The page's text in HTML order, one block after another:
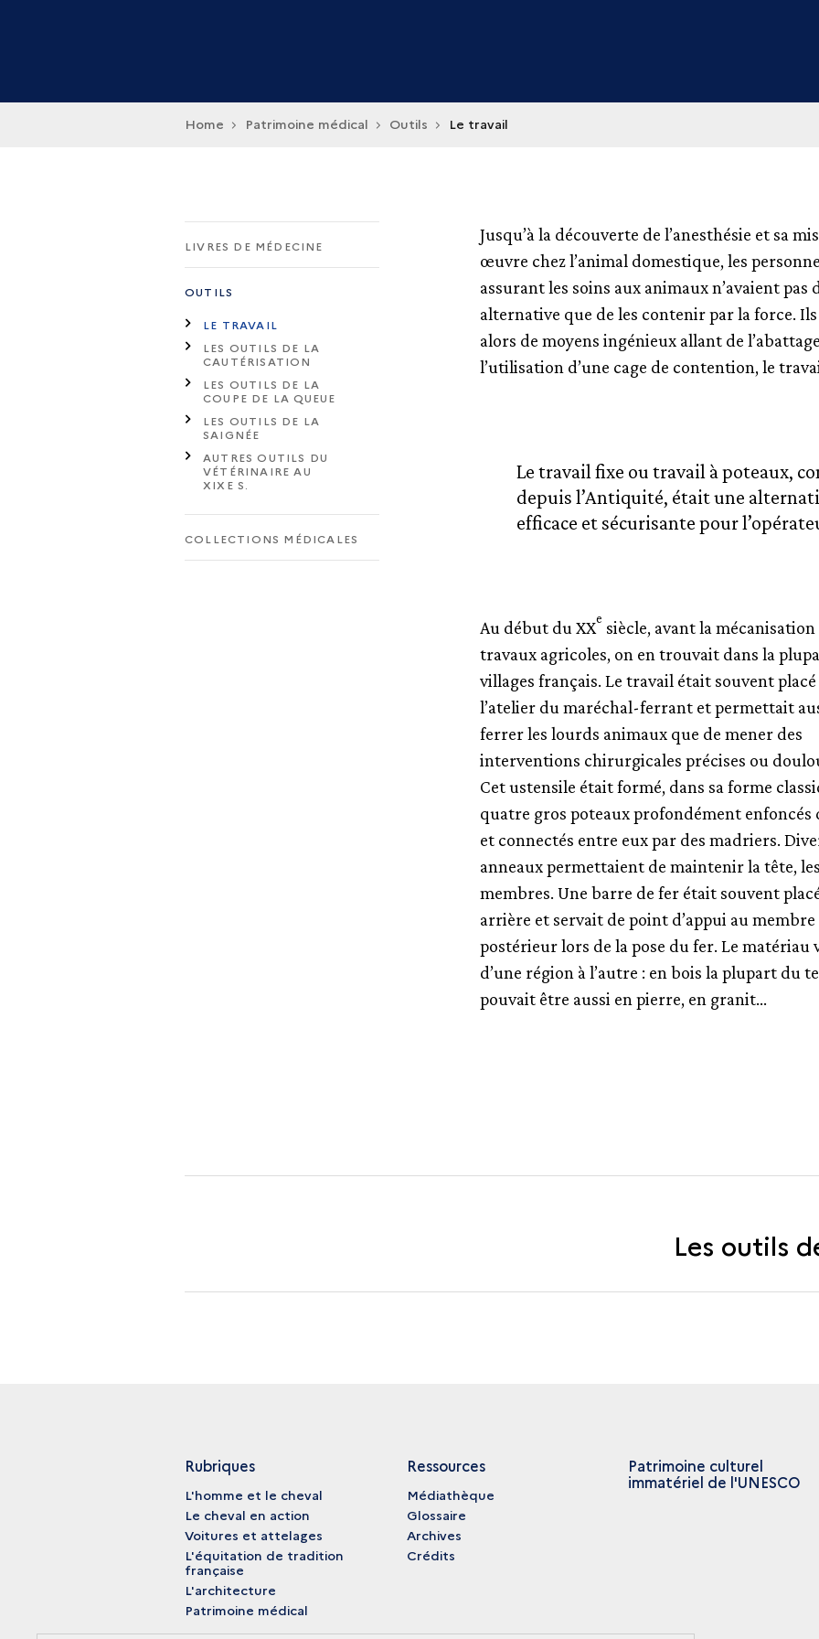
Home Patrimoine médical Outils Le travail
LIVRES DE MÉDECINE
OUTILS
LE TRAVAIL
LES OUTILS DE LA
CAUTÉRISATION
LES OUTILS DE LA
COUPE DE LA QUEUE
LES OUTILS DE LA
SAIGNÉE
AUTRES OUTILS DU
VÉTÉRINAIRE AU
XIXE S.
COLLECTIONS MÉDICALES
Jusqu’à la découverte de l’anesthésie et sa
œuvre chez l’animal domestique, les
assurant les soins aux animaux n’avaient pas
alternative que de les contenir par la force.
alors de moyens ingénieux allant de
l’utilisation d’une cage de contention, le
Le travail fixe ou travail à poteaux,
depuis l’Antiquité, était une
efficace et sécurisante pour
Au début du XXe siècle, avant la mécanisation
travaux agricoles, on en trouvait dans la
villages français. Le travail était souvent
l’atelier du maréchal-ferrant et permettait
ferrer les lourds animaux que de mener des
interventions chirurgicales précises ou
Cet ustensile était formé, dans sa forme
quatre gros poteaux profondément enfoncés
et connectés entre eux par des madriers.
anneaux permettaient de maintenir la tête, les
membres. Une barre de fer était souvent
arrière et servait de point d’appui au membre
postérieur lors de la pose du fer. Le matériau
d’une région à l’autre : en bois la plupart du
pouvait être aussi en pierre, en granit…
Les outils
Rubriques
L'homme et le cheval
Le cheval en action
Voitures et attelages
L'équitation de tradition
française
L'architecture
Patrimoine médical
Ressources
Médiathèque
Glossaire
Archives
Crédits
Patrimoine culturel
immatériel de l'UNESCO